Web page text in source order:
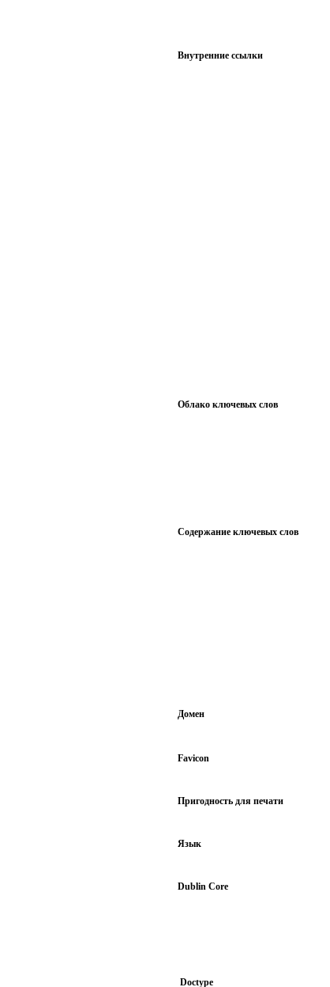
Внутренние ссылки
Облако ключевых слов
Содержание ключевых слов
Домен
Favicon
Пригодность для печати
Язык
Dublin Core
Doctype